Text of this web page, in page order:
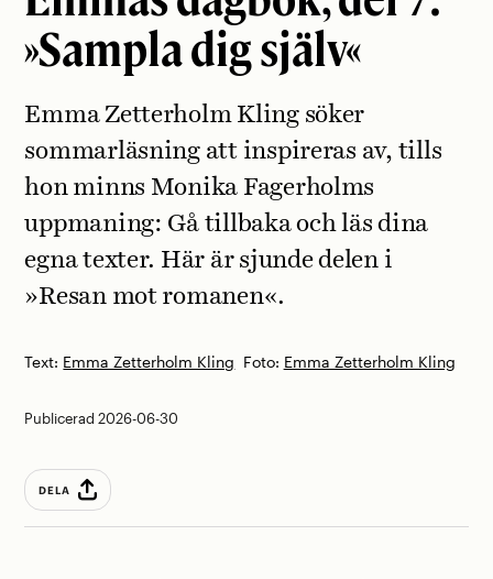
»Sampla dig själv«
Text: Emma Zetterholm Kling Foto: Emma Zetterholm Kling
Emma Zetterholm Kling söker
sommarläsning att inspireras av, tills
hon minns Monika Fagerholms
uppmaning: Gå tillbaka och läs dina
egna texter. Här är sjunde delen i
»Resan mot romanen«.
Publicerad 2026-06-30
DELA